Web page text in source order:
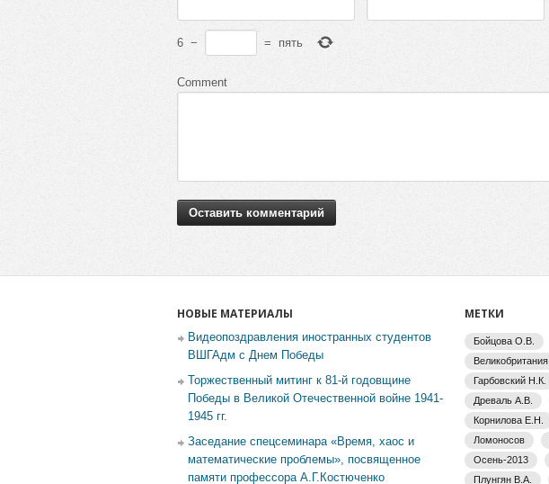
6 − = пять
Comment
НОВЫЕ МАТЕРИАЛЫ
Видеопоздравления иностранных студентов
ВШГАдм с Днем Победы
Торжественный митинг к 81-й годовщине
Победы в Великой Отечественной войне 1941-
1945 гг.
Заседание спецсеминара «Время, хаос и
математические проблемы», посвященное
памяти профессора А.Г.Костюченко
МЕТКИ
Бойцова О.В.
Великобритания
Гарбовский Н.К.
Древаль А.В.
Корнилова Е.Н.
Ломоносов
Осень-2013
Плунгян В.А.